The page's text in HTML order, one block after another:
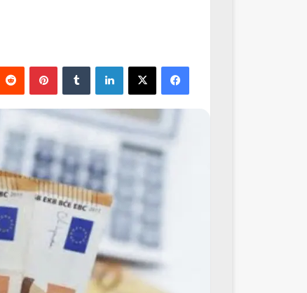
فيسبوك لينكدإن بينتيريست